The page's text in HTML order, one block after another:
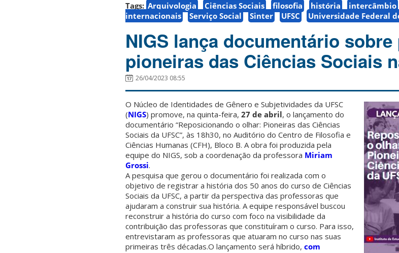
Tags: Arquivologia Ciências Sociais filosofia história intercâmbio
internacionais
Serviço Social Sinter UFSC Universidade Federal
NIGS lança documentário
pioneiras das Ciências Sociais
26/04/2023 08:55
O Núcleo de Identidades de Gênero e Subjetividades da UFSC
(NIGS) promove, na quinta-feira, 27 de abril, o lançamento do
documentário “Reposicionando o olhar: Pioneiras das Ciências
Sociais da UFSC”, às 18h30, no Auditório do Centro de Filosofia e
Ciências Humanas (CFH), Bloco B. A obra foi produzida pela
equipe do NIGS, sob a coordenação da professora Miriam
Grossi.
A pesquisa que gerou o documentário foi realizada com o
objetivo de registrar a história dos 50 anos do curso de Ciências
Sociais da UFSC, a partir da perspectiva das professoras que
ajudaram a construir sua história. A equipe responsável buscou
reconstruir a história do curso com foco na visibilidade da
contribuição das professoras que constituíram o curso. Para isso,
entrevistaram as professoras que atuaram no curso nas suas
primeiras três décadas.O lançamento será híbrido, com